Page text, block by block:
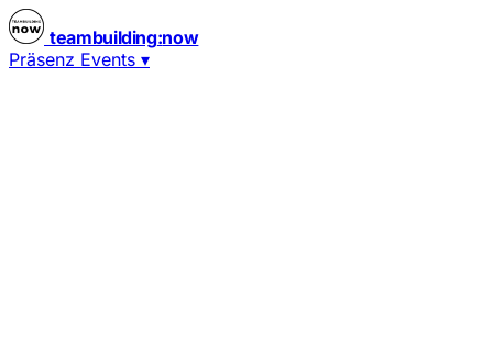
teambuilding:now
Präsenz Events ▾